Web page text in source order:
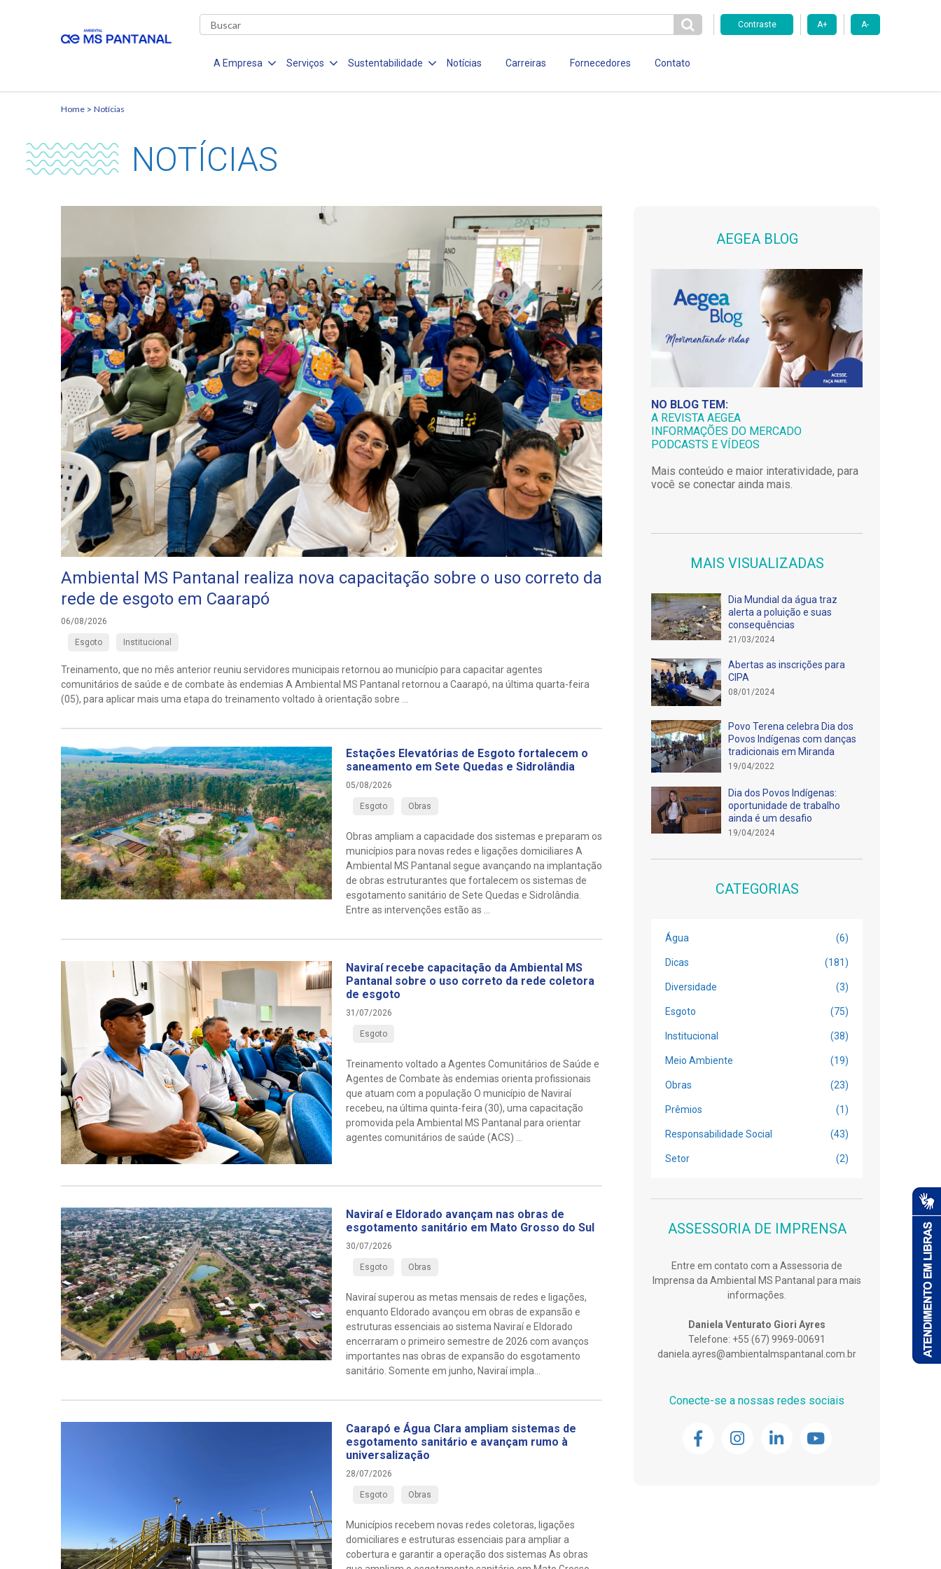
Contraste A+ A-
A Empresa Serviços Sustentabilidade Notícias Carreiras Fornecedores Contato
Home Notícias
NOTÍCIAS
Ambiental MS Pantanal realiza nova capacitação sobre o uso correto da
rede de esgoto em Caarapó
06/08/2026
Esgoto Institucional
Treinamento, que no mês anterior reuniu servidores municipais retornou ao município para capacitar agentes
comunitários de saúde e de combate às endemias A Ambiental MS Pantanal retornou a Caarapó, na última quarta-feira
(05), para aplicar mais uma etapa do treinamento voltado à orientação sobre ...
Estações Elevatórias de Esgoto fortalecem o
saneamento em Sete Quedas e Sidrolândia
05/08/2026
Esgoto Obras
Obras ampliam a capacidade dos sistemas e preparam os
municípios para novas redes e ligações domiciliares A
Ambiental MS Pantanal segue avançando na implantação
de obras estruturantes que fortalecem os sistemas de
esgotamento sanitário de Sete Quedas e Sidrolândia.
Entre as intervenções estão as ...
Naviraí recebe capacitação da Ambiental MS
Pantanal sobre o uso correto da rede coletora
de esgoto
31/07/2026
Esgoto
Treinamento voltado a Agentes Comunitários de Saúde e
Agentes de Combate às endemias orienta profissionais
que atuam com a população O município de Naviraí
recebeu, na última quinta-feira (30), uma capacitação
promovida pela Ambiental MS Pantanal para orientar
agentes comunitários de saúde (ACS) ...
Naviraí e Eldorado avançam nas obras de
esgotamento sanitário em Mato Grosso do Sul
30/07/2026
Esgoto Obras
Naviraí superou as metas mensais de redes e ligações,
enquanto Eldorado avançou em obras de expansão e
estruturas essenciais ao sistema Naviraí e Eldorado
encerraram o primeiro semestre de 2026 com avanços
importantes nas obras de expansão do esgotamento
sanitário. Somente em junho, Naviraí impla...
Caarapó e Água Clara ampliam sistemas de
esgotamento sanitário e avançam rumo à
universalização
28/07/2026
Esgoto Obras
Municípios recebem novas redes coletoras, ligações
domiciliares e estruturas essenciais para ampliar a
cobertura e garantir a operação dos sistemas As obras
AEGEA BLOG
NO BLOG TEM:
A REVISTA AEGEA
INFORMAÇÕES DO MERCADO
PODCASTS E VÍDEOS
Mais conteúdo e maior interatividade, para
você se conectar ainda mais.
MAIS VISUALIZADAS
Dia Mundial da água traz
alerta a poluição e suas
consequências
21/03/2024
Abertas as inscrições para
CIPA
08/01/2024
Povo Terena celebra Dia dos
Povos Indígenas com danças
tradicionais em Miranda
19/04/2022
Dia dos Povos Indígenas:
oportunidade de trabalho
ainda é um desafio
19/04/2024
CATEGORIAS
Água (6)
Dicas (181)
Diversidade (3)
Esgoto (75)
Institucional (38)
Meio Ambiente (19)
Obras (23)
Prêmios (1)
Responsabilidade Social (43)
Setor (2)
ASSESSORIA DE IMPRENSA
Entre em contato com a Assessoria de
Imprensa da Ambiental MS Pantanal para mais
informações.
Daniela Venturato Giori Ayres
Telefone: +55 (67) 9969-00691
daniela.ayres@ambientalmspantanal.com.br
Conecte-se a nossas redes sociais